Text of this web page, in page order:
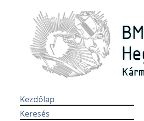
Kezdőlap
Keresés